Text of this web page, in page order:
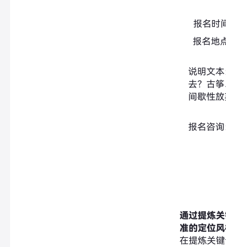
报名时
报名地
说明文
去？古
间歇性
报名咨
通过提炼
准的定位
在提炼关